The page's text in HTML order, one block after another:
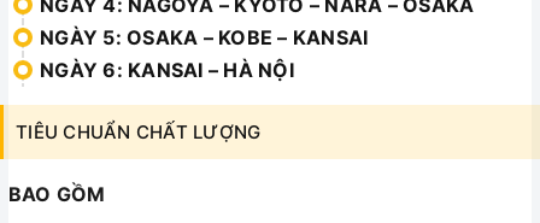
NGÀY 4: NAGOYA – KYOTO – NARA – OSAKA
NGÀY 5: OSAKA – KOBE – KANSAI
NGÀY 6: KANSAI – HÀ NỘI
TIÊU CHUẨN CHẤT LƯỢNG
BAO GỒM